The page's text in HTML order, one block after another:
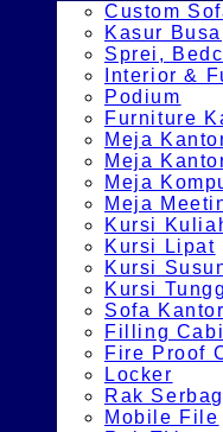
Custom
Kasur Busa
Sprei,
Interior &
Podium
Furniture
Meja
Meja
Meja
Meja
Kursi
Kursi Lipat
Kursi
Kursi
Sofa Kantor
Filling
Fire Proof
Locker
Rak
Mobile File